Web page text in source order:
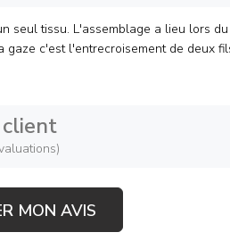
seul tissu. L'assemblage a lieu lors
c'est l'entrecroisement de deux
MON AVIS